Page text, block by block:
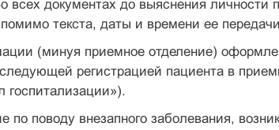
всех документах до выяснения личности
текста, даты и времени ее
(минуя приемное отделение)
регистрацией пациента в
госпитализации»).
по поводу внезапного заболевания,